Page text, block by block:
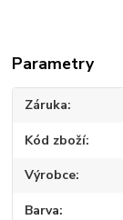
Parametry
Záruka
Kód zboží
Výrobce
Barva